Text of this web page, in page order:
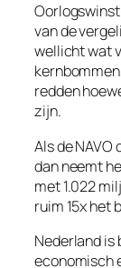
Oorlogswinst
van de
wellicht wat
redden
zijn.
Als de NAVO
dan neemt
met 1.022
ruim 15x het
Nederland is
economisch